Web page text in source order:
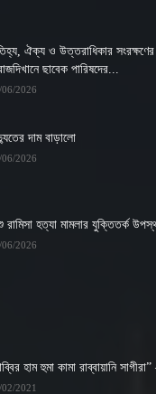
ঐক্য ও উত্তরাধিকার সংরক্ষণের
ছাবেক পারিষদের...
06/2026
দাম বাড়ালো
2026
রামিসা হত্যা মামলার যুক্তিতর্ক
2026
হাম হুমা কামা রাব্বায়ানি
02/2021